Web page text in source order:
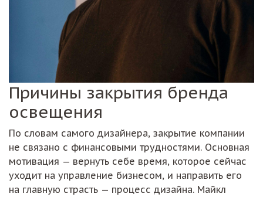
Причины закрытия бренда
освещения
По словам самого дизайнера, закрытие компании
не связано с финансовыми трудностями. Основная
мотивация — вернуть себе время, которое сейчас
уходит на управление бизнесом, и направить его
на главную страсть — процесс дизайна. Майкл